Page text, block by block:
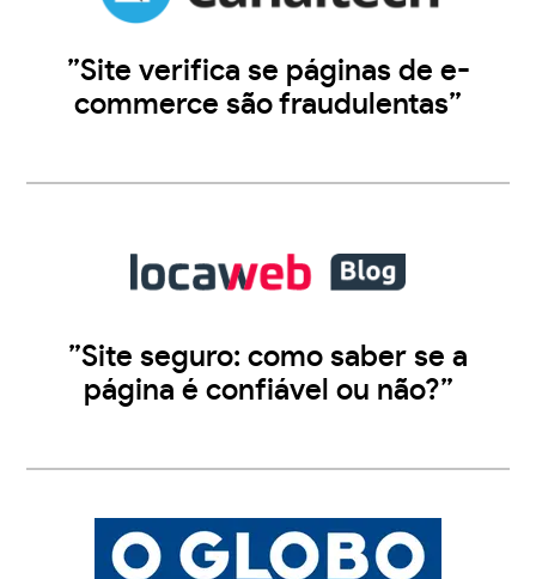
”Site verifica se páginas de e-
commerce são fraudulentas”
”Site seguro: como saber se a
página é confiável ou não?”